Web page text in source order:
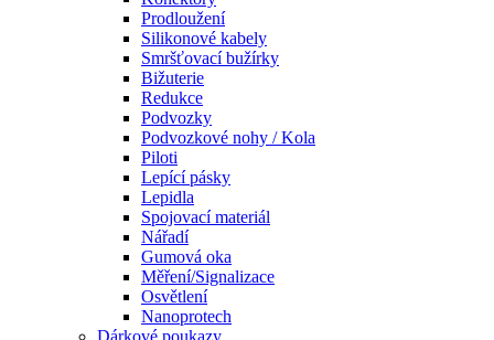
Prodloužení
Silikonové kabely
Smršťovací bužírky
Bižuterie
Redukce
Podvozky
Podvozkové nohy / Kola
Piloti
Lepící pásky
Lepidla
Spojovací materiál
Nářadí
Gumová oka
Měření/Signalizace
Osvětlení
Nanoprotech
Dárkové poukazy